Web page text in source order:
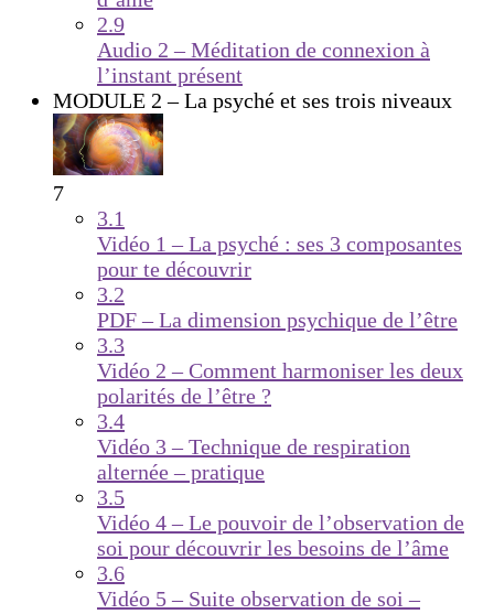
2.9
Audio 2 – Méditation de connexion à
l’instant présent
MODULE 2 – La psyché et ses trois niveaux
7
3.1
Vidéo 1 – La psyché : ses 3 composantes
pour te découvrir
3.2
PDF – La dimension psychique de l’être
3.3
Vidéo 2 – Comment harmoniser les deux
polarités de l’être ?
3.4
Vidéo 3 – Technique de respiration
alternée – pratique
3.5
Vidéo 4 – Le pouvoir de l’observation de
soi pour découvrir les besoins de l’âme
3.6
Vidéo 5 – Suite observation de soi –